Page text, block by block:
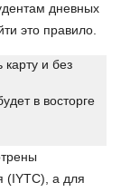
дневных
это правило.
и без
в восторге
(IYTC), а для